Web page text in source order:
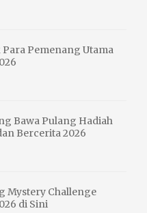
Pemenang Utama
Bawa Pulang Hadiah
Bercerita 2026
Mystery Challenge
di Sini